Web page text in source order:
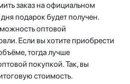
заказ на официальном
подарок будет получен.
оптовой
Если вы хотите приобрести
тогда лучше
покупкой. Так, вы
стоимость.